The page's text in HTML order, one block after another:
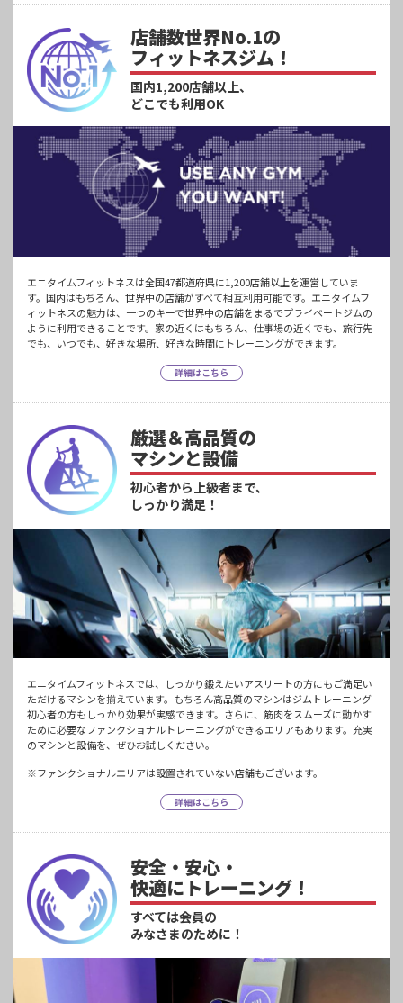
店舗数世界No.1の
フィットネスジム！
国内1,200店舗以上、
どこでも利用OK
エニタイムフィットネスは全国47都道府県に1,200店舗以上を運営していま
す。国内はもちろん、世界中の店舗がすべて相互利用可能です。エニタイムフ
ィットネスの魅力は、一つのキーで世界中の店舗をまるでプライベートジムの
ように利用できることです。家の近くはもちろん、仕事場の近くでも、旅行先
でも、いつでも、好きな場所、好きな時間にトレーニングができます。
詳細はこちら
厳選＆高品質の
マシンと設備
初心者から上級者まで、
しっかり満足！
エニタイムフィットネスでは、しっかり鍛えたいアスリートの方にもご満足い
ただけるマシンを揃えています。もちろん高品質のマシンはジムトレーニング
初心者の方もしっかり効果が実感できます。さらに、筋肉をスムーズに動かす
ために必要なファンクショナルトレーニングができるエリアもあります。充実
のマシンと設備を、ぜひお試しください。
※ファンクショナルエリアは設置されていない店舗もございます。
詳細はこちら
安全・安心・
快適にトレーニング！
すべては会員の
みなさまのために！